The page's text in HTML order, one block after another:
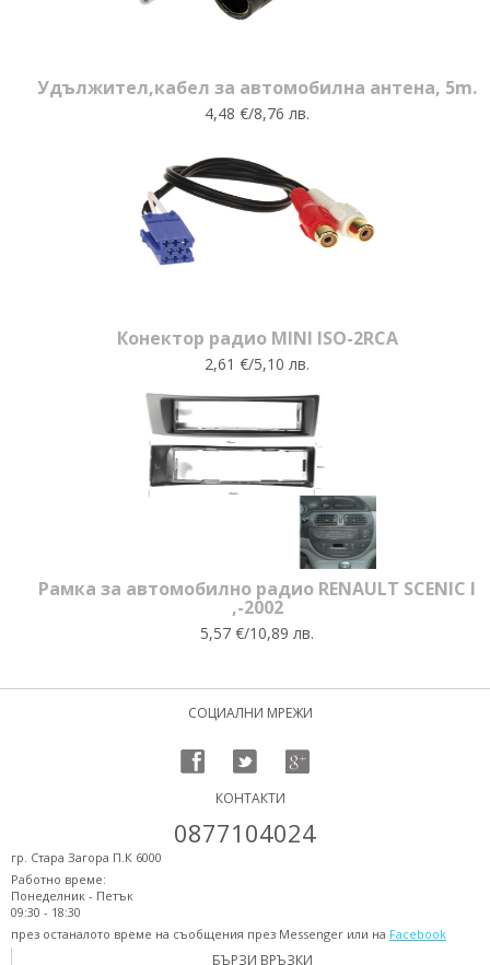
Удължител,кабел за автомобилна антена, 5m.
4,48 €/8,76 лв.
Конектор радио MINI ISO-2RCA
2,61 €/5,10 лв.
Рамка за автомобилно радио RENAULT SCENIC I
,-2002
5,57 €/10,89 лв.
СОЦИАЛНИ МРЕЖИ
КОНТАКТИ
0877104024
гр. Стара Загора П.К 6000
Работно време:
Понеделник - Петък
09:30 - 18:30
през останалото време на съобщения през Messenger или на Facebook
БЪРЗИ ВРЪЗКИ